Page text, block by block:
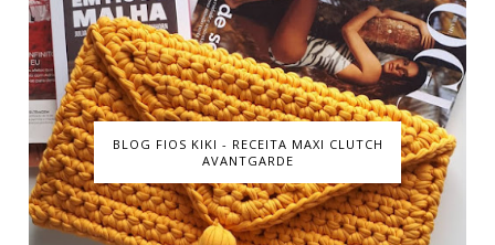
BLOG FIOS KIKI - RECEITA MAXI CLUTCH
AVANTGARDE